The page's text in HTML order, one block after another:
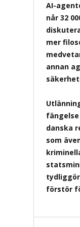
AI-
når 32
mer
annan
danska
som
förstör